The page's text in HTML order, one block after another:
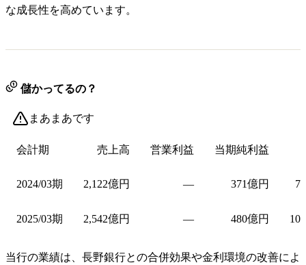
な成長性を高めています。
儲かってるの？
まあまあです
会計期 売上高 営業利益 当期純利益
2024/03期 2,122億円 — 371億円
2025/03期 2,542億円 — 480億円
当行の業績は、長野銀行との合併効果や金利環境の改善によ